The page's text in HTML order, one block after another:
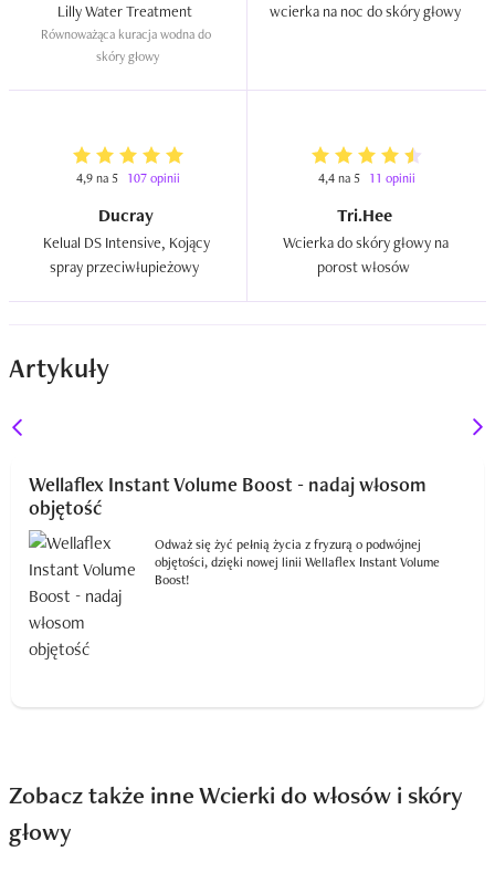
Równoważąca kuracja wodna do
skóry głowy
4,9 na 5 107 opinii
Ducray
Kelual DS Intensive, Kojący
4,4 na 5 11 opinii
Tri.Hee
Wcierka do skóry głowy na
Artykuły
Wellaflex Instant Volume Boost - nadaj włosom
objętość
Odważ się żyć pełnią życia z fryzurą o podwójnej
objętości, dzięki nowej linii Wellaflex Instant Volume
Boost!
Zobacz także inne Wcierki do włosów i skóry
głowy